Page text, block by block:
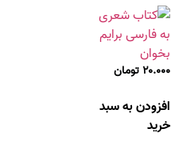
۲۰.۰۰۰ تومان
افزودن به سبد
خرید